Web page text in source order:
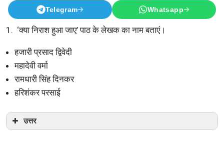
Telegram Whatsapp
1. ‘क्या निराश हुआ जाए’ पाठ के लेखक का नाम बताएं।
हजारी प्रसाद द्विवेदी
महादेवी वर्मा
रामधारी सिंह दिनकर
हरिशंकर परसाई
उत्तर